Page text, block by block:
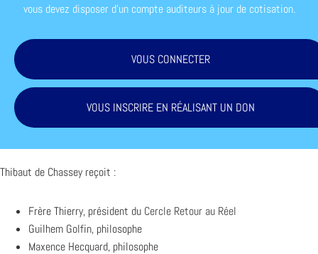
vous devez disposer d'un compte auditeurs à jour de cotisation.
VOUS CONNECTER
VOUS INSCRIRE EN RÉALISANT UN DON
Thibaut de Chassey reçoit :
Frère Thierry, président du Cercle Retour au Réel
Guilhem Golfin, philosophe
Maxence Hecquard, philosophe